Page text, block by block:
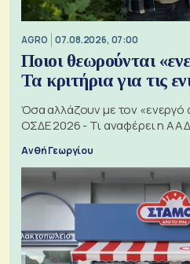
AGRO 07.08.2026, 07:00
Ποιοι θεωρούνται
Τα κριτήρια για τις
Όσα αλλάζουν με τον «ενεργό
ΟΣΔΕ 2026 - Τι αναφέρει η
Ανθή Γεωργίου